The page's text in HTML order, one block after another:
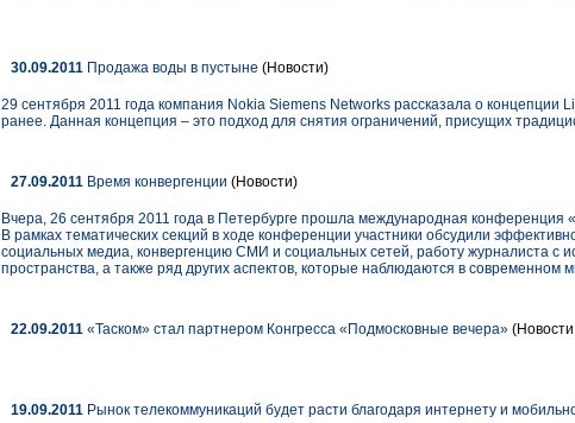
30.09.2011 Продажа воды в пустыне (Новости)
29 сентября 2011 года компания Nokia Siemens Networks рассказала о концепции
ранее. Данная концепция – это подход для снятия ограничений, присущих
27.09.2011 Время конвергенции (Новости)
Вчера, 26 сентября 2011 года в Петербурге прошла международная
В рамках тематических секций в ходе конференции участники обсудили
социальных медиа, конвергенцию СМИ и социальных сетей, работу журналиста с
пространства, а также ряд других аспектов, которые наблюдаются в современном
22.09.2011 «Таском» стал партнером Конгресса «Подмосковные вечера» (Новости
19.09.2011 Рынок телекоммуникаций будет расти благодаря интернету и